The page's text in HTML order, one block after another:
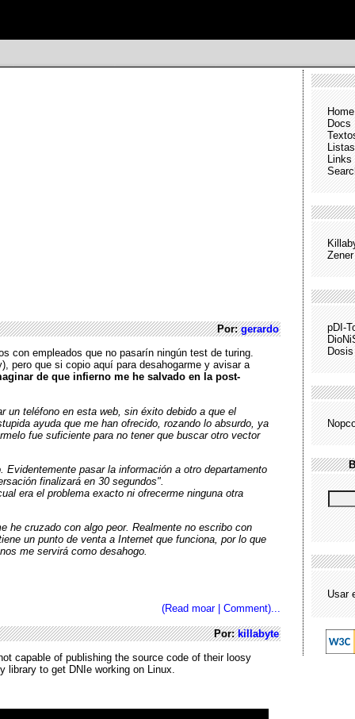
Por:gerardo
con empleados que no pasarín ningún test de turing.
pero que si copio aquí para desahogarme y avisar a
de que infierno me he salvado en la post-
un teléfono en esta web, sin éxito debido a que el
ayuda que me han ofrecido, rozando lo absurdo, ya
fue suficiente para no tener que buscar otro vector
pasar la información a otro departamento
finalizará en 30 segundos".
era el problema exacto ni ofrecerme ninguna otra
he cruzado con algo peor. Realmente no escribo con
un punto de venta a Internet que funciona, por lo que
me servirá como desahogo.
(Read moar | Comment)...
Por:killabyte
capable of publishing the source code of their loosy
library to get DNIe working on Linux.
Home
Docs
Links
pDI-
Dosis
Usar